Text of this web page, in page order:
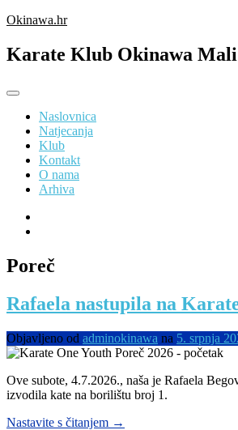
Preskoči
sadržaj
Okinawa.hr
Karate Klub Okinawa Mali
Naslovnica
Natjecanja
Klub
Kontakt
O nama
Arhiva
Poreč
Rafaela nastupila na
Objavljeno od adminokinawa na 5. srpnja
Ove subote, 4.7.2026., naša je Rafaela
izvodila kate na borilištu broj 1.
Nastavite s čitanjem “Rafaela
→